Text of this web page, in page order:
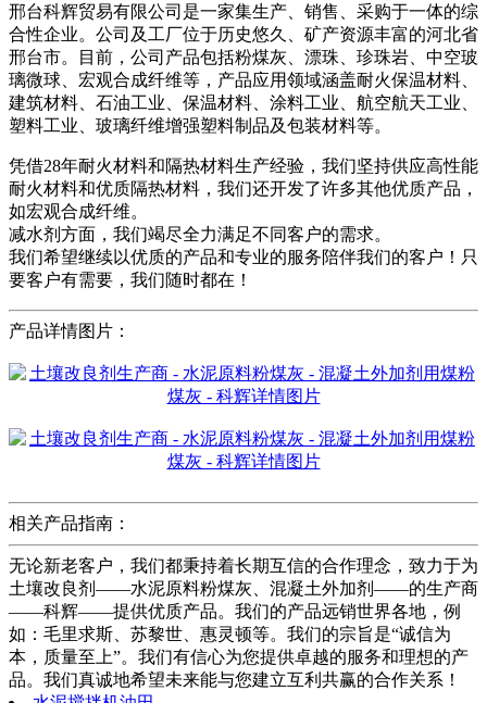
邢台科辉贸易有限公司是一家集生产、销售、采购于一体的综
合性企业。公司及工厂位于历史悠久、矿产资源丰富的河北省
邢台市。目前，公司产品包括粉煤灰、漂珠、珍珠岩、中空玻
璃微球、宏观合成纤维等，产品应用领域涵盖耐火保温材料、
建筑材料、石油工业、保温材料、涂料工业、航空航天工业、
塑料工业、玻璃纤维增​​强塑料制品及包装材料等。
凭借28年耐火材料和隔热材料生产经验，我们坚持供应高性能
耐火材料和优质隔热材料，我们还开发了许多其他优质产品，
如宏观合成纤维。
减水剂方面，我们竭尽全力满足不同客户的需求。
我们希望继续以优质的产品和专业的服务陪伴我们的客户！只
要客户有需要，我们随时都在！
产品详情图片：
相关产品指南：
无论新老客户，我们都秉持着长期互信的合作理念，致力于为
土壤改良剂——水泥原料粉煤灰、混凝土外加剂——的生产商
——科辉——提供优质产品。我们的产品远销世界各地，例
如：毛里求斯、苏黎世、惠灵顿等。我们的宗旨是“诚信为
本，质量至上”。我们有信心为您提供卓越的服务和理想的产
品。我们真诚地希望未来能与您建立互利共赢的合作关系！